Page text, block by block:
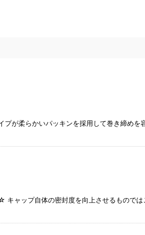
が柔らかいパッキンを採用して巻き締めを
ャップ自体の密封度を向上させるものでは